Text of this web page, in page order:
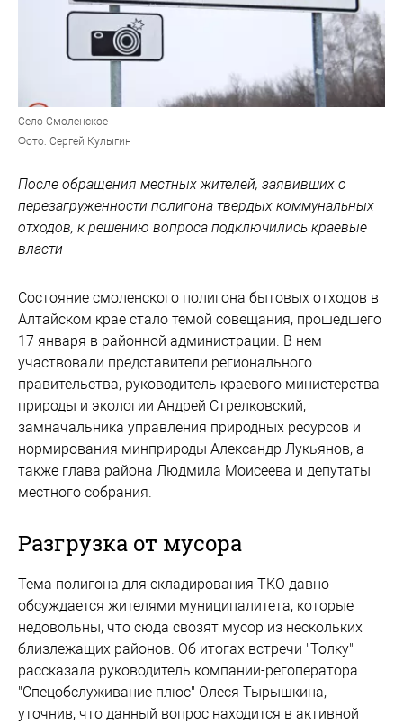
Село Смоленское
Фото: Сергей Кулыгин
После обращения местных жителей, заявивших о
перезагруженности полигона твердых коммунальных
отходов, к решению вопроса подключились краевые
власти
Состояние смоленского полигона бытовых отходов в
Алтайском крае стало темой совещания, прошедшего
17 января в районной администрации. В нем
участвовали представители регионального
правительства, руководитель краевого министерства
природы и экологии Андрей Стрелковский,
замначальника управления природных ресурсов и
нормирования минприроды Александр Лукьянов, а
также глава района Людмила Моисеева и депутаты
местного собрания.
Разгрузка от мусора
Тема полигона для складирования ТКО давно
обсуждается жителями муниципалитета, которые
недовольны, что сюда свозят мусор из нескольких
близлежащих районов. Об итогах встречи "Толку"
рассказала руководитель компании-регоператора
"Спецобслуживание плюс" Олеся Тырышкина,
уточнив, что данный вопрос находится в активной